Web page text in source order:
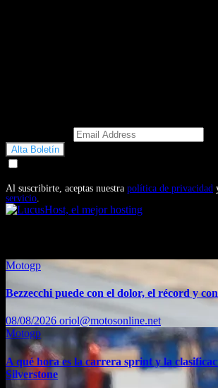
Al suscribirte, aceptas nuestra política de privacidad
servicio.
Motogp
Bezzecchi puede con el dolor, el récord y
08/08/2026 oriol@motosonline.net
Motogp
A qué hora es la carrera sprint y la
Silverstone